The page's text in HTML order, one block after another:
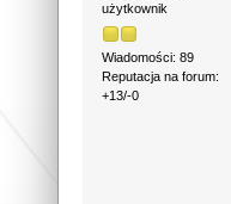
użytkownik
Wiadomości: 89
Reputacja na forum:
+13/-0